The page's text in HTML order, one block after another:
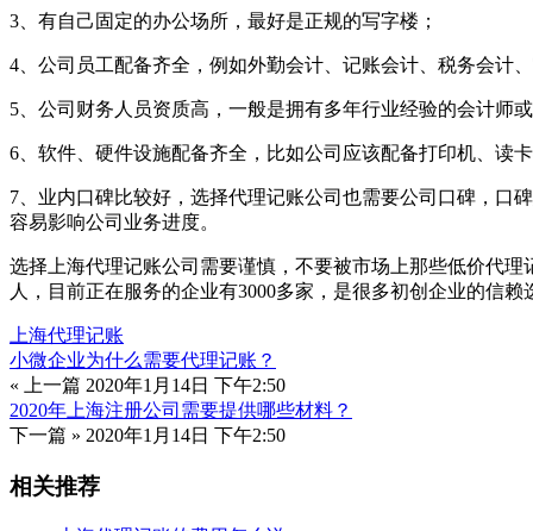
3、有自己固定的办公场所，最好是正规的写字楼；
4、公司员工配备齐全，例如外勤会计、记账会计、税务会计
5、公司财务人员资质高，一般是拥有多年行业经验的会计师
6、软件、硬件设施配备齐全，比如公司应该配备打印机、读
7、业内口碑比较好，选择代理记账公司也需要公司口碑，口
容易影响公司业务进度。
选择上海代理记账公司需要谨慎，不要被市场上那些低价代
人，目前正在服务的企业有3000多家，是很多初创企业的信赖
上海代理记账
小微企业为什么需要代理记账？
« 上一篇 2020年1月14日 下午2:50
2020年上海注册公司需要提供哪些材料？
下一篇 » 2020年1月14日 下午2:50
相关推荐